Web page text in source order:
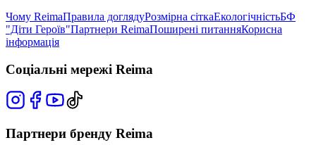
Чому ReimaПравила доглядуРозмірна сіткаЕкологічністьБФ
"Діти Героїв"Партнери ReimaПоширені питанняКорисна
інформація
Соціальні мережі Reima
Партнери бренду Reima